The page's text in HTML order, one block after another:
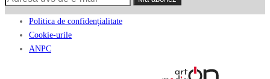
Politica de confidențialitate
Cookie-urile
ANPC